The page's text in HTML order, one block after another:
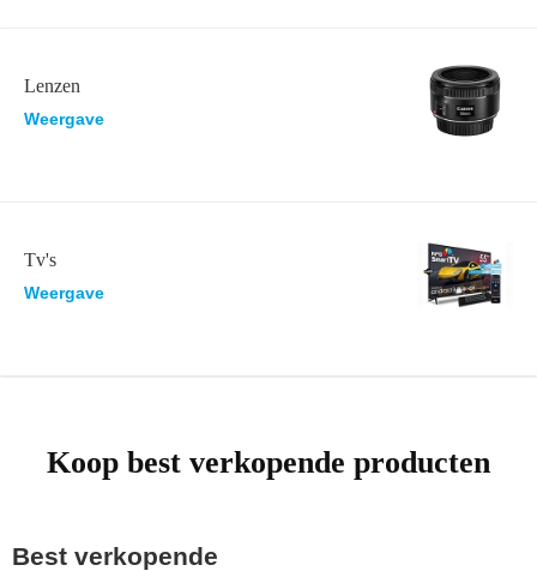
Lenzen
Weergave
Tv's
Weergave
Koop best verkopende producten
Best verkopende